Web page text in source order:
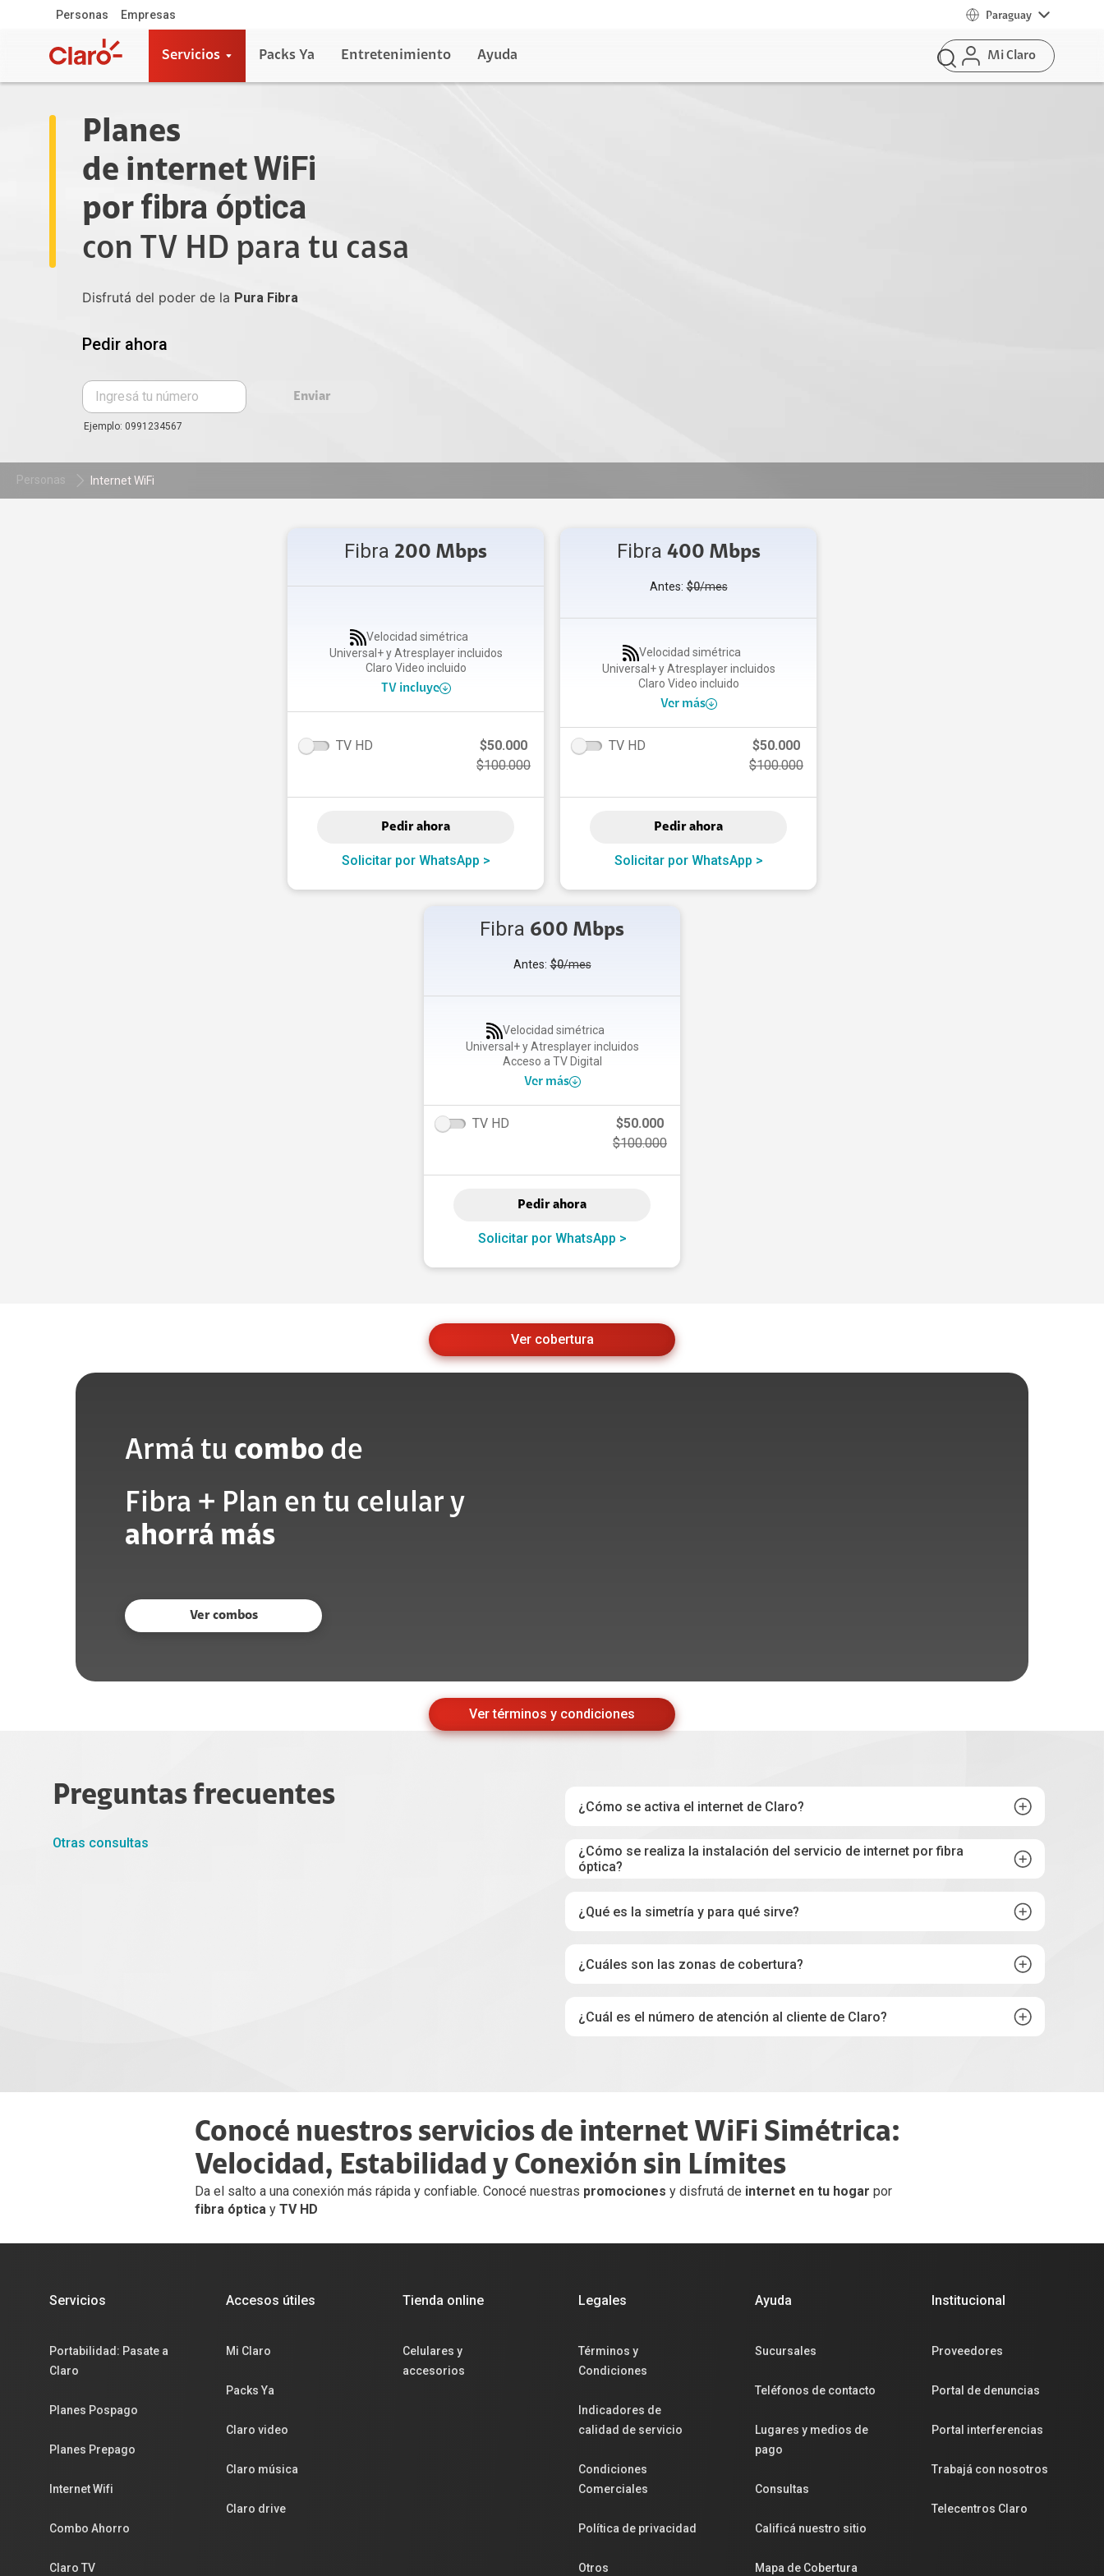
Personas Empresas Paraguay
Servicios Packs Ya Entretenimiento Ayuda Mi Claro
Planes
de internet WiFi
por fibra óptica
con TV HD para tu casa
Disfrutá del poder de la Pura Fibra
Pedir ahora
Ingresá tu número
Ejemplo: 0991234567
Enviar
Personas Internet WiFi
Fibra 200 Mbps
Velocidad simétrica
Universal+ y Atresplayer incluidos
Claro Video incluido
TV incluye
TV HD
$50.000
$100.000
Pedir ahora
Solicitar por WhatsApp >
Fibra 400 Mbps
Antes: $0/mes
Velocidad simétrica
Universal+ y Atresplayer incluidos
Claro Video incluido
Ver más
TV HD
$50.000
$100.000
Pedir ahora
Solicitar por WhatsApp >
Fibra 600 Mbps
Antes: $0/mes
Velocidad simétrica
Universal+ y Atresplayer incluidos
Acceso a TV Digital
Ver más
TV HD
$50.000
$100.000
Pedir ahora
Solicitar por WhatsApp >
Ver cobertura
Armá tu combo de
Fibra + Plan en tu celular y
ahorrá más
Ver combos
Ver términos y condiciones
Preguntas frecuentes
Otras consultas
¿Cómo se activa el internet de Claro?
¿Cómo se realiza la instalación del servicio de internet por fibra
óptica?
¿Qué es la simetría y para qué sirve?
¿Cuáles son las zonas de cobertura?
¿Cuál es el número de atención al cliente de Claro?
Conocé nuestros servicios de internet WiFi Simétrica:
Velocidad, Estabilidad y Conexión sin Límites
Da el salto a una conexión más rápida y confiable. Conocé nuestras promociones y disfrutá de internet en tu hogar por
fibra óptica y TV HD
Servicios
Portabilidad: Pasate a
Claro
Planes Pospago
Planes Prepago
Internet Wifi
Combo Ahorro
Claro TV
Accesos útiles
Mi Claro
Packs Ya
Claro video
Claro música
Claro drive
Tienda online
Celulares y
accesorios
Legales
Términos y
Condiciones
Indicadores de
calidad de servicio
Condiciones
Comerciales
Política de privacidad
Otros
Ayuda
Sucursales
Teléfonos de contacto
Lugares y medios de
pago
Consultas
Calificá nuestro sitio
Mapa de Cobertura
Institucional
Proveedores
Portal de denuncias
Portal interferencias
Trabajá con nosotros
Telecentros Claro